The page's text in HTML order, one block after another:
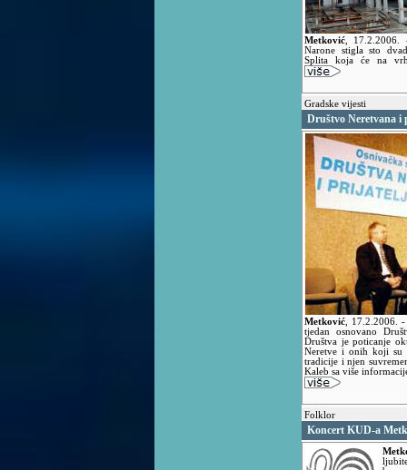
Metković 17.2.2006.
Narone stigla sto
Splita koja će na
Gradske vijesti
Društvo Neretvana i
Metković 17.2.2006. -
tjedan osnovano
Društva je poticanje
Neretve i onih koji su
tradicije i njen
Kaleb sa više
Folklor
Koncert KUD-a